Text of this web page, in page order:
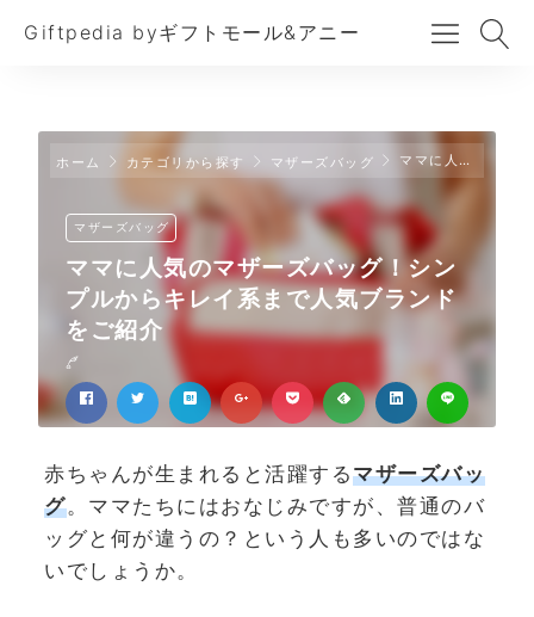
Giftpedia byギフトモール&アニー
ホーム カテゴリから探す マザーズバッグ ママに人気のマザーズバッグ！シンプルからキレイ系まで人気ブランドをご紹介
マザーズバッグ
ママに人気のマザーズバッグ！シン
プルからキレイ系まで人気ブランド
をご紹介
赤ちゃんが生まれると活躍するマザーズバッ
グ。ママたちにはおなじみですが、普通のバ
ッグと何が違うの？という人も多いのではな
いでしょうか。